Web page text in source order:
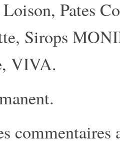
, Pates
, Sirops
, VIVA.
.
commentaires